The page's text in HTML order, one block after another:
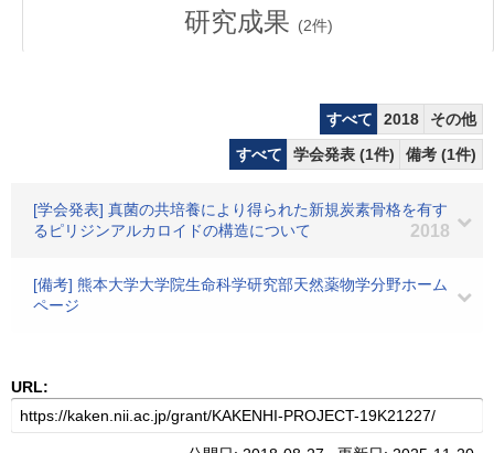
研究成果 (2件)
すべて 2018
その他
すべて
学会発表 (1件) 備考 (1件)
[学会発表] 真菌の共培養により得られた新規炭素骨格を有す
るピリジンアルカロイドの構造について
2018
[備考] 熊本大学大学院生命科学研究部天然薬物学分野ホーム
ページ
URL: